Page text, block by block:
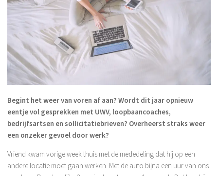
Begint het weer van voren af aan? Wordt dit jaar opnieuw
eentje vol gesprekken met UWV, loopbaancoaches,
bedrijfsartsen en sollicitatiebrieven? Overheerst straks weer
een onzeker gevoel door werk?
Vriend kwam vorige week thuis met de mededeling dat hij op een
andere locatie moet gaan werken. Met de auto bijna een uur van ons